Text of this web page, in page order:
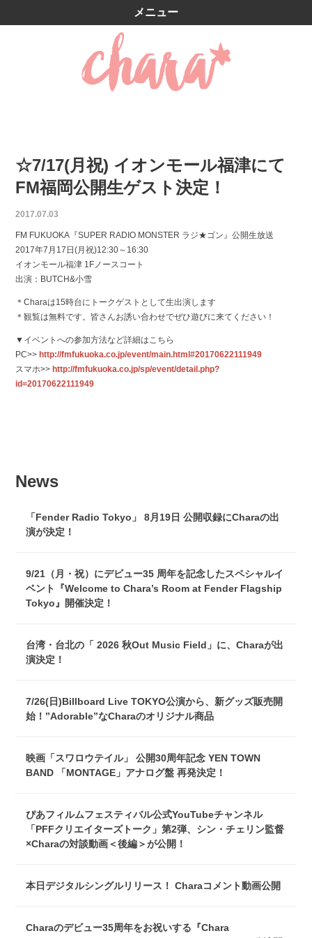
メニュー
☆7/17(月祝) イオンモール福津にて
FM福岡公開生ゲスト決定！
2017.07.03
FM FUKUOKA『SUPER RADIO MONSTER ラジ★ゴン』公開生放送
2017年7月17日(月祝)12:30～16:30
イオンモール福津 1Fノースコート
出演：BUTCH&小雪
＊Charaは15時台にトークゲストとして生出演します
＊観覧は無料です。皆さんお誘い合わせでぜひ遊びに来てください！
▼イベントへの参加方法など詳細はこちら
PC>> http://fmfukuoka.co.jp/event/main.html#20170622111949
スマホ>> http://fmfukuoka.co.jp/sp/event/detail.php?
id=20170622111949
News
「Fender Radio Tokyo」 8月19日 公開収録にCharaの出
演が決定！
9/21（月・祝）にデビュー35 周年を記念したスペシャルイ
ベント『Welcome to Chara’s Room at Fender Flagship
Tokyo』開催決定！
台湾・台北の「 2026 秋Out Music Field」に、Charaが出
演決定！
7/26(日)Billboard Live TOKYO公演から、新グッズ販売開
始！”Adorable”なCharaのオリジナル商品
映画「スワロウテイル」 公開30周年記念 YEN TOWN
BAND 「MONTAGE」アナログ盤 再発決定！
ぴあフィルムフェスティバル公式YouTubeチャンネル
「PFFクリエイターズトーク」第2弾、シン・チェリン監督
×Charaの対談動画＜後編＞が公開！
本日デジタルシングルリリース！ Charaコメント動画公開
Charaのデビュー35周年をお祝いする『Chara